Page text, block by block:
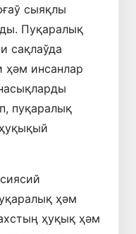
сыяқлы
Пуқаралық
сақлаўда
ҳәм инсанлар
пуқаралық
ҳәм
ҳуқық ҳәм